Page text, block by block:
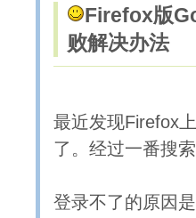
Firefox版
败解决办法
最近发现Firefox
了。经过一番搜
登录不了的原因